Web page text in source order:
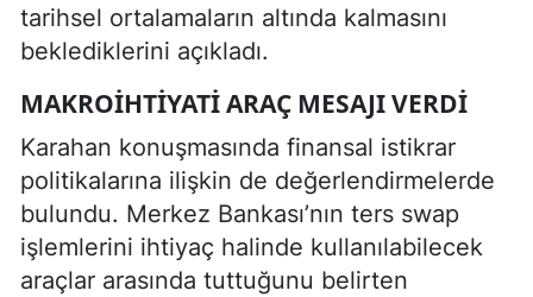
tarihsel ortalamaların altında kalmasını
beklediklerini açıkladı.
MAKROIHTIYATI ARAÇ MESAJI VERDI
Karahan konuşmasında finansal istikrar
politikalarına ilişkin de değerlendirmelerde
bulundu. Merkez Bankası’nın ters swap
işlemlerini ihtiyaç halinde kullanılabilecek
araçlar arasında tuttuğunu belirten